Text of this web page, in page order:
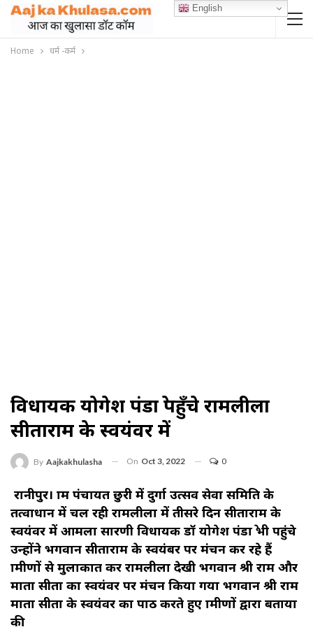
Home धर्म -कर्म
विधायक योगेश पंडाग्रे पहुँचे रामलीला
सीताराम के स्वयंवर में
By Aajkakhulasha On Oct 3, 2022 0
रानीपुर। ग्राम पंचायत छुरी में दुर्गा उत्सव सेवा समिति के
तत्वाधान में चल रही रामलीला में तीसरे दिन सीताराम के
स्वयंवर में आमला सारणी विधायक डॉ योगेश पंडाग्रे भी पहुंचे
उन्होंने भगवान सीताराम के स्वयंबर पर मंचन कर रहे हैं
ग्रामीणों से मुलाकात कर रामलीला देखी भगवान श्री राम और
माता सीता का स्वयंवर पर मंचन किया गया भगवान श्री राम
माता सीता के स्वयंवर का पाठ करते हुए ग्रामीणों द्वारा बताया
की
English